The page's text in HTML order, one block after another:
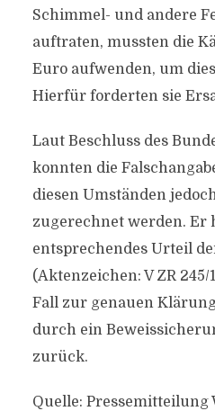
Schimmel- und andere
auftraten, mussten die
Euro aufwenden, um
Hierfür forderten sie
Laut Beschluss des
konnten die
diesen Umständen
zugerechnet werden. Er
entsprechendes Urteil
(Aktenzeichen: V ZR
Fall zur genauen
durch ein
zurück.
Quelle: Pressemitteilung